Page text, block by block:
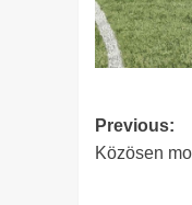
Post
Previous:
Közösen